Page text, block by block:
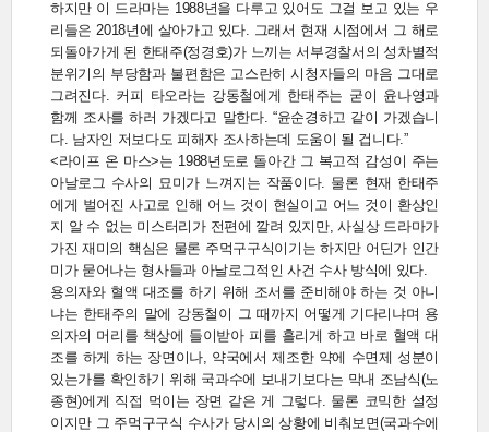
하지만 이 드라마는 1988년을 다루고 있어도 그걸 보고 있는 우
리들은 2018년에 살아가고 있다. 그래서 현재 시점에서 그 해로
되돌아가게 된 한태주(정경호)가 느끼는 서부경찰서의 성차별적
분위기의 부당함과 불편함은 고스란히 시청자들의 마음 그대로
그려진다. 커피 타오라는 강동철에게 한태주는 굳이 윤나영과
함께 조사를 하러 가겠다고 말한다. “윤순경하고 같이 가겠습니
다. 남자인 저보다도 피해자 조사하는데 도움이 될 겁니다.”
<라이프 온 마스>는 1988년도로 돌아간 그 복고적 감성이 주는
아날로그 수사의 묘미가 느껴지는 작품이다. 물론 현재 한태주
에게 벌어진 사고로 인해 어느 것이 현실이고 어느 것이 환상인
지 알 수 없는 미스터리가 전편에 깔려 있지만, 사실상 드라마가
가진 재미의 핵심은 물론 주먹구구식이기는 하지만 어딘가 인간
미가 묻어나는 형사들과 아날로그적인 사건 수사 방식에 있다.
용의자와 혈액 대조를 하기 위해 조서를 준비해야 하는 것 아니
냐는 한태주의 말에 강동철이 그 때까지 어떻게 기다리냐며 용
의자의 머리를 책상에 들이받아 피를 흘리게 하고 바로 혈액 대
조를 하게 하는 장면이나, 약국에서 제조한 약에 수면제 성분이
있는가를 확인하기 위해 국과수에 보내기보다는 막내 조남식(노
종현)에게 직접 먹이는 장면 같은 게 그렇다. 물론 코믹한 설정
이지만 그 주먹구구식 수사가 당시의 상황에 비춰보면(국과수에